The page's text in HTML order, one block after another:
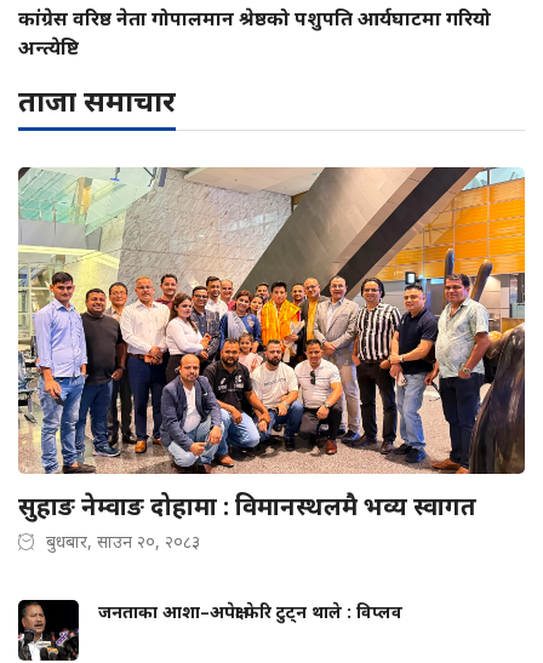
कांग्रेस वरिष्ठ नेता गोपालमान श्रेष्ठको पशुपति आर्यघाटमा गरियो
अन्त्येष्टि
ताजा समाचार
सुहाङ नेम्वाङ दोहामा : विमानस्थलमै भव्य स्वागत
बुधबार, साउन २०, २०८३
जनताका आशा–अपेक्षा फेरि टुट्न थाले : विप्लव